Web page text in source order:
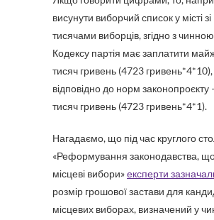
висунути виборчий список у місті
тисячами виборців, згідно з
Кодексу партія має заплатити
тисяч гривень (4723 гривень*4*10),
відповідно до норм
тисяч гривень (4723 гривень*4*1).
Нагадаємо, що під час круглого
«Реформування законодавства,
місцеві вибори»експерти
розмір грошової застави для
місцевих виборах, визначений у